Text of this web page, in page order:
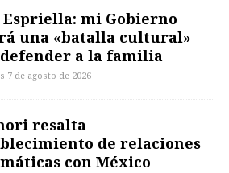
Espriella: mi Gobierno
una «batalla cultural»
a la familia
7 de agosto de 2026
resalta
de relaciones
con México